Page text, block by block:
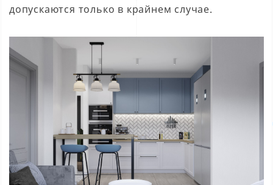
допускаются только в крайнем случае.